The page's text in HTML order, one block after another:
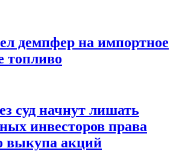
демпфер на импортное
топливо
суд начнут лишать
инвесторов права
выкупа акций